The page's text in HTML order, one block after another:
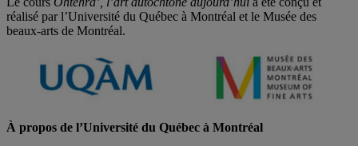
réalisé par l’Université du Québec à Montréal et le Musée des
beaux-arts de Montréal.
À propos de l’Université du Québec à Montréal